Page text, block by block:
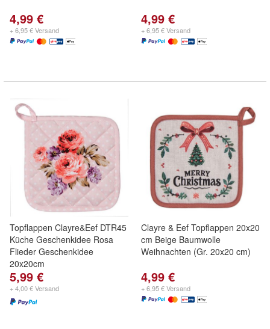
4,99 €
+ 6,95 € Versand
4,99 €
+ 6,95 € Versand
Topflappen Clayre&Eef DTR45
Küche Geschenkidee Rosa
Flieder Geschenkidee
20x20cm
5,99 €
+ 4,00 € Versand
Clayre & Eef Topflappen 20x20
cm Beige Baumwolle
Weihnachten (Gr. 20x20 cm)
4,99 €
+ 6,95 € Versand